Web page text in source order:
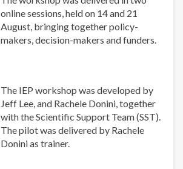
online sessions, held on 14 and 21
August, bringing together policy-
makers, decision-makers and funders.
The IEP workshop was developed by
Jeff Lee, and Rachele Donini, together
with the Scientific Support Team (SST).
The pilot was delivered by Rachele
Donini as trainer.